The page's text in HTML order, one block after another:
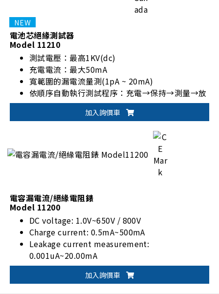
電池芯絕緣測試器
Model 11210
測試電壓：最高1KV(dc)
充電電流：最大50mA
寬範圍的漏電流量測(1pA ~ 20mA)
依順序自動執行測試程序：充電→保持→測量→放
電
加入詢價車
電容漏電流/絕緣電阻錶
Model 11200
DC voltage: 1.0V~650V / 800V
Charge current: 0.5mA~500mA
Leakage current measurement:
0.001uA~20.00mA
Standard RS-232 I/F, optional GPIB & Handler
加入詢價車